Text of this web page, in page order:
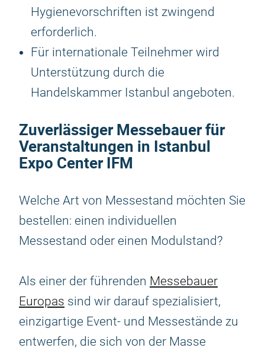
Hygienevorschriften ist zwingend
erforderlich.
Für internationale Teilnehmer wird
Unterstützung durch die
Handelskammer Istanbul angeboten.
Zuverlässiger Messebauer für
Veranstaltungen in Istanbul
Expo Center IFM
Welche Art von Messestand möchten Sie
bestellen: einen individuellen
Messestand oder einen Modulstand?
Als einer der führenden Messebauer
Europas sind wir darauf spezialisiert,
einzigartige Event- und Messestände zu
entwerfen, die sich von der Masse